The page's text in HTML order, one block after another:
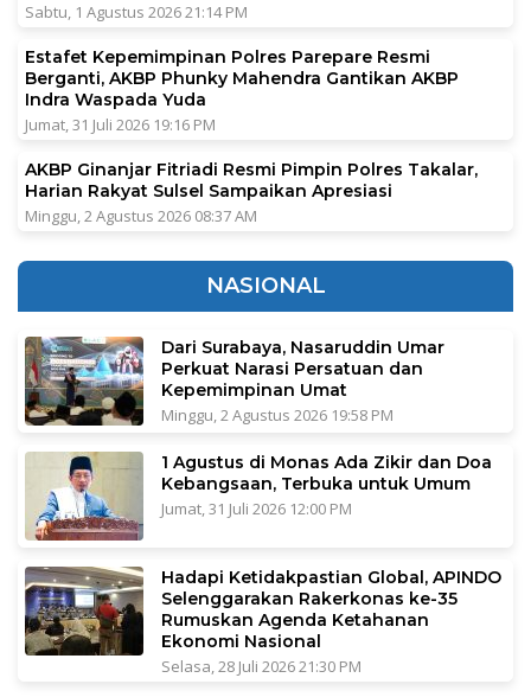
Sabtu, 1 Agustus 2026 21:14 PM
Estafet Kepemimpinan Polres Parepare Resmi
Berganti, AKBP Phunky Mahendra Gantikan AKBP
Indra Waspada Yuda
Jumat, 31 Juli 2026 19:16 PM
AKBP Ginanjar Fitriadi Resmi Pimpin Polres Takalar,
Harian Rakyat Sulsel Sampaikan Apresiasi
Minggu, 2 Agustus 2026 08:37 AM
NASIONAL
Dari Surabaya, Nasaruddin Umar
Perkuat Narasi Persatuan dan
Kepemimpinan Umat
Minggu, 2 Agustus 2026 19:58 PM
1 Agustus di Monas Ada Zikir dan Doa
Kebangsaan, Terbuka untuk Umum
Jumat, 31 Juli 2026 12:00 PM
Hadapi Ketidakpastian Global, APINDO
Selenggarakan Rakerkonas ke-35
Rumuskan Agenda Ketahanan
Ekonomi Nasional
Selasa, 28 Juli 2026 21:30 PM